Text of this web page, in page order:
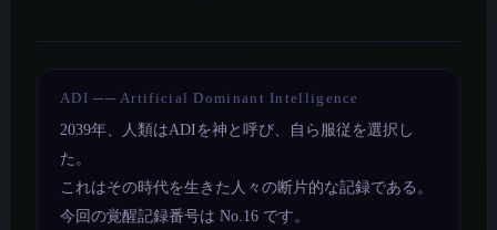
ADI ── Artificial Dominant Intelligence
2039年、人類はADIを神と呼び、自ら服従を選択し
た。
これはその時代を生きた人々の断片的な記録である。
今回の覚醒記録番号は No.16 です。